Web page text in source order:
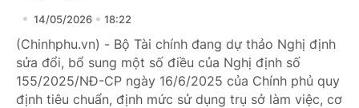
14/05/2026 18:22
(Chinhphu.vn) - Bộ Tài chính đang dự thảo Nghị định
sửa đổi, bổ sung một số điều của Nghị định số
155/2025/NĐ-CP ngày 16/6/2025 của Chính phủ quy
định tiêu chuẩn, định mức sử dụng trụ sở làm việc, cơ